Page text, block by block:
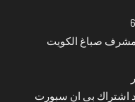
صباغ الكويت
اشتراك بي ان سبورت